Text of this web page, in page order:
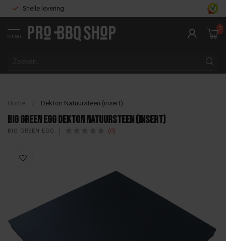
Snelle levering
MENU
0
Home Dekton Natuursteen (insert)
Big Green Egg Dekton Natuursteen (insert)
BIG GREEN EGG (0)